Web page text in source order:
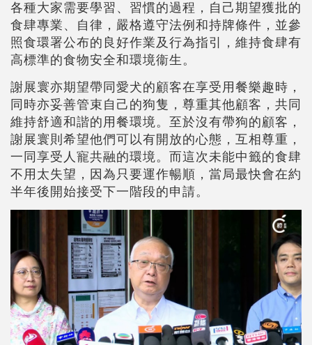
各種大家需要學習、習慣的過程，自己期望獲批的
食肆專業、自律，嚴格遵守法例和持牌條件，並參
照食環署公布的良好作業及行為指引，維持食肆有
高標準的食物安全和環境衞生。
謝展寰亦期望帶同愛犬的顧客在享受用餐樂趣時，
同時亦妥善管束自己的狗隻，尊重其他顧客，共同
維持舒適和諧的用餐環境。至於沒有帶狗的顧客，
謝展寰則希望他們可以有開放的心態，互相尊重，
一同享受人寵共融的環境。而這次未能中籤的食肆
不用太失望，因為只要運作暢順，當局最快會在約
半年後開始接受下一階段的申請。